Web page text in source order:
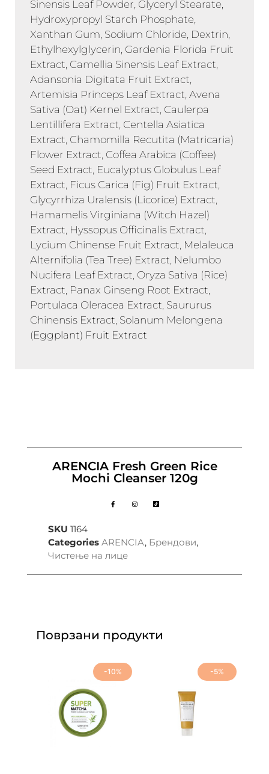
Sinensis Leaf Powder, Glyceryl Stearate,
Hydroxypropyl Starch Phosphate,
Xanthan Gum, Sodium Chloride, Dextrin,
Ethylhexylglycerin, Gardenia Florida Fruit
Extract, Camellia Sinensis Leaf Extract,
Adansonia Digitata Fruit Extract,
Artemisia Princeps Leaf Extract, Avena
Sativa (Oat) Kernel Extract, Caulerpa
Lentillifera Extract, Centella Asiatica
Extract, Chamomilla Recutita (Matricaria)
Flower Extract, Coffea Arabica (Coffee)
Seed Extract, Eucalyptus Globulus Leaf
Extract, Ficus Carica (Fig) Fruit Extract,
Glycyrrhiza Uralensis (Licorice) Extract,
Hamamelis Virginiana (Witch Hazel)
Extract, Hyssopus Officinalis Extract,
Lycium Chinense Fruit Extract, Melaleuca
Alternifolia (Tea Tree) Extract, Nelumbo
Nucifera Leaf Extract, Oryza Sativa (Rice)
Extract, Panax Ginseng Root Extract,
Portulaca Oleracea Extract, Saururus
Chinensis Extract, Solanum Melongena
(Eggplant) Fruit Extract
ARENCIA Fresh Green Rice
Mochi Cleanser 120g
SKU 1164
Categories ARENCIA, Брендови,
Чистење на лице
Поврзани продукти
-10% -5%